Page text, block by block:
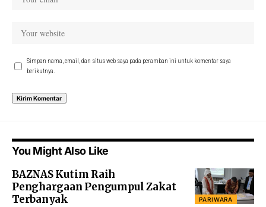
Simpan nama, email, dan situs web saya pada peramban ini untuk komentar saya
berikutnya.
You Might Also Like
PARIWARA
BAZNAS Kutim Raih
Penghargaan Pengumpul Zakat
Terbanyak